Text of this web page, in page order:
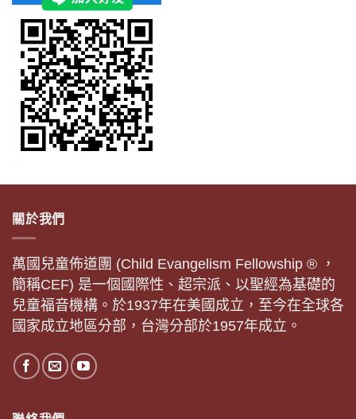
關於我們
萬國兒童佈道團 (Child Evangelism Fellowship ® ，
簡稱CEF) 是一個國際性、超宗派、以聖經為基礎的
兒童福音機構。於1937年在美國成立，至今在全球各
國家成立地區分部，台灣分部於1957年成立。